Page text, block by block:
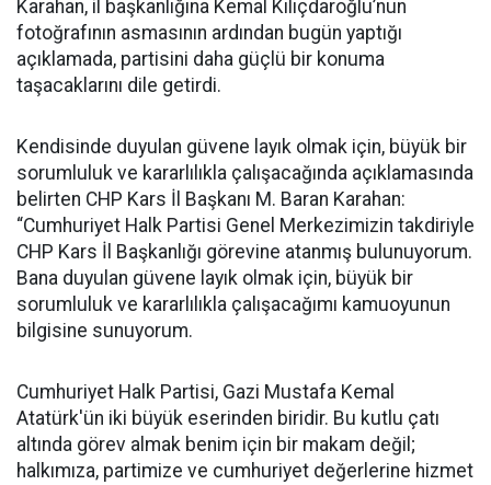
Karahan, il başkanlığına Kemal Kılıçdaroğlu’nun
fotoğrafının asmasının ardından bugün yaptığı
açıklamada, partisini daha güçlü bir konuma
taşacaklarını dile getirdi.
Kendisinde duyulan güvene layık olmak için, büyük bir
sorumluluk ve kararlılıkla çalışacağında açıklamasında
belirten CHP Kars İl Başkanı M. Baran Karahan:
“Cumhuriyet Halk Partisi Genel Merkezimizin takdiriyle
CHP Kars İl Başkanlığı görevine atanmış bulunuyorum.
Bana duyulan güvene layık olmak için, büyük bir
sorumluluk ve kararlılıkla çalışacağımı kamuoyunun
bilgisine sunuyorum.
Cumhuriyet Halk Partisi, Gazi Mustafa Kemal
Atatürk'ün iki büyük eserinden biridir. Bu kutlu çatı
altında görev almak benim için bir makam değil;
halkımıza, partimize ve cumhuriyet değerlerine hizmet